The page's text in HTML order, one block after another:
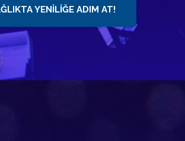
YENILIĞE ADIM AT!